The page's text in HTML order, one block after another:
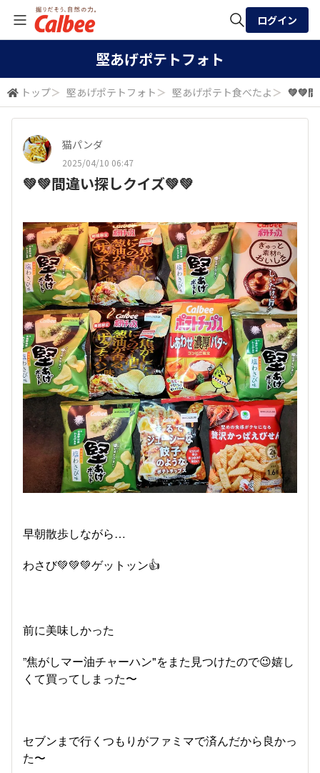
検索
ログイン
堅あげポテトフォト
トップ＞ 堅あげポテトフォト ＞ 堅あげポテト食べたよ ＞ 💚💚
猫パンダ
2025/04/10 06:47
💚💚間違い探しクイズ💚💚
早朝散歩しながら…
わさび💚💚💚ゲットッン👍
前に美味しかった
”焦がしマー油チャーハン"をまた見つけたので😉嬉し
くて買ってしまった〜
セブンまで行くつもりがファミマで済んだから良かっ
た〜